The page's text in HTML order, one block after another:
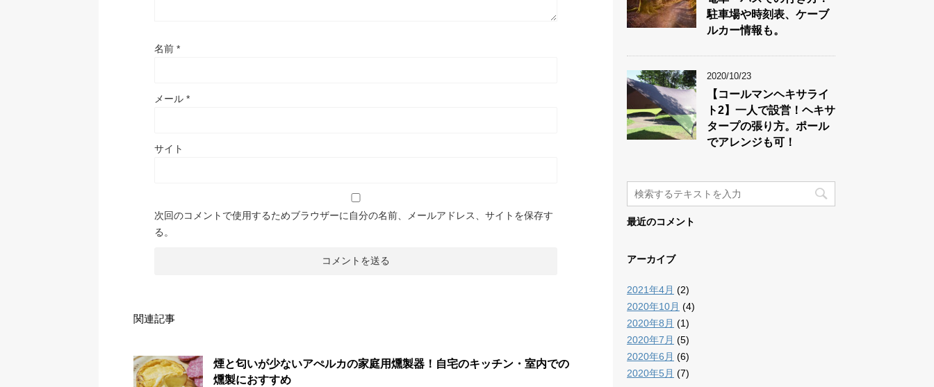
名前 *
メール *
サイト
次回のコメントで使用するためブラウザーに自分の名前、メールアドレス、サイトを保存す
る。
関連記事
煙と匂いが少ないアぺルカの家庭用燻製器！自宅のキッチン・室内での
燻製におすすめ
駐車場や時刻表、ケーブ
ルカー情報も。
2020/10/23
【コールマンヘキサライ
ト2】一人で設営！ヘキサ
タープの張り方。ポール
でアレンジも可！
最近のコメント
アーカイブ
2021年4月 (2)
2020年10月 (4)
2020年8月 (1)
2020年7月 (5)
2020年6月 (6)
2020年5月 (7)